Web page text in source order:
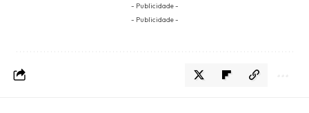
- Publicidade -
- Publicidade -